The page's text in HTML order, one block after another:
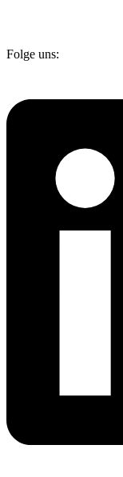
Folge uns: